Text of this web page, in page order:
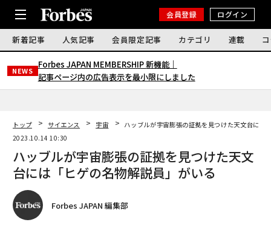
会員登録 ログイン
新着記事 人気記事 会員限定記事 カテゴリ 連載
NEWS
Forbes JAPAN MEMBERSHIP 新機能｜
記事ページ内の広告表示を最小限にしました
トップ サイエンス 宇宙
ハッブルが宇宙膨張の証拠を見つけた天文台には
2023.10.14 10:30
ハッブルが宇宙膨張の証拠を見つけた天文
台には「ヒゲの名物解説員」がいる
Forbes JAPAN 編集部